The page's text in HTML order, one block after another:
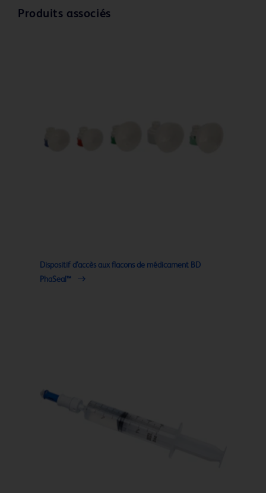
Produits associés
Dispositif d’accès aux flacons de médicament BD
PhaSeal™